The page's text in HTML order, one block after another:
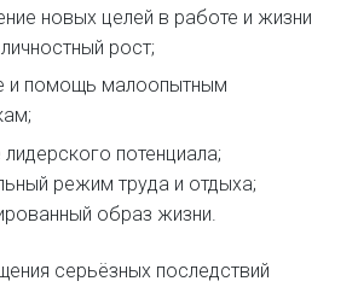
новых целей в работе и жизни
рост;
и помощь малоопытным
лидерского потенциала;
режим труда и отдыха;
образ жизни.
серьёзных последствий